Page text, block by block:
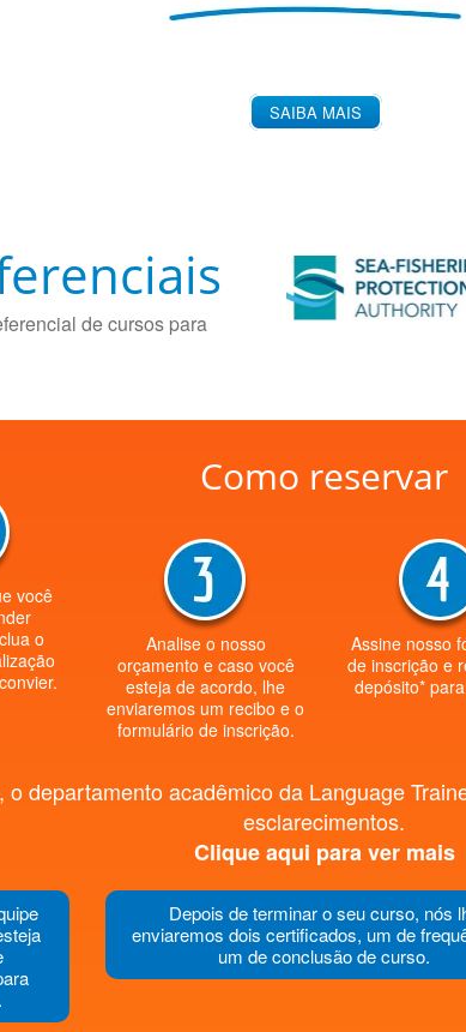
SAIBA MAIS
de cursos para
Como reservar
você
o
Analise o nosso
orçamento e caso você
esteja de acordo, lhe
enviaremos um recibo e o
formulário de inscrição.
Assine nosso
de inscrição e
depósito*
departamento acadêmico da Language
esclarecimentos.
Clique aqui para ver mais
Depois de terminar o seu curso, nós
enviaremos dois certificados, um de
um de conclusão de curso.